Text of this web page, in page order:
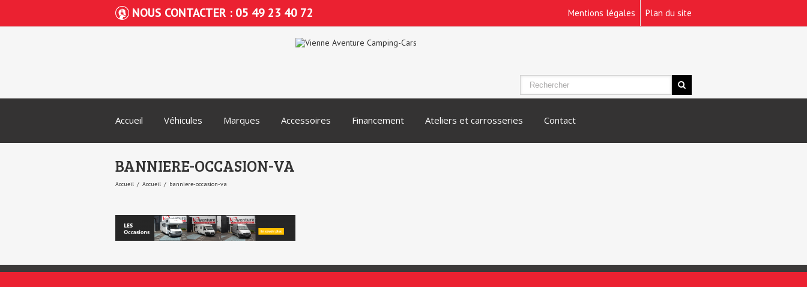
NOUS CONTACTER : 05 49 23 40 72 Mentions légales Plan du site
Accueil Véhicules Marques Accessoires Financement Ateliers et carrosseries Contact
BANNIERE-OCCASION-VA
Accueil Accueil banniere-occasion-va